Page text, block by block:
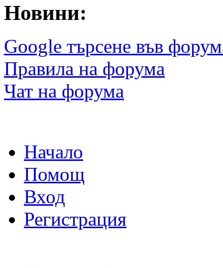
Новини:
Google търсене във
Правила на форума
Чат на форума
Начало
Помощ
Вход
Регистрация